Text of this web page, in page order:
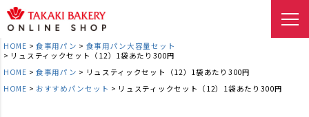
HOME 食事用パン
食事用パン大容量セット
リュスティックセット（12）1袋あたり300円
HOME
食事用パン
リュスティックセット（12）1袋あたり300円
HOME
おすすめパンセット リュスティックセット（12）1袋あたり300円